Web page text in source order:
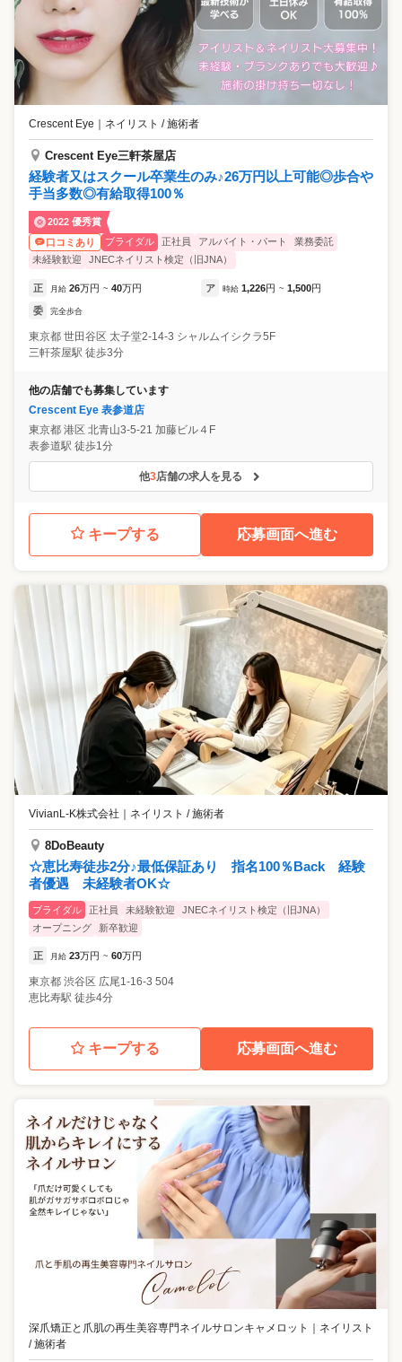
Crescent Eye ｜ ネイリスト / 施術者
Crescent Eye三軒茶屋店
経験者又はスクール卒業生のみ♪26万円以上可能◎歩合や
手当多数◎有給取得100％
2022 優秀賞
口コミあり
ブライダル 正社員 アルバイト・パート
業務委託
未経験歓迎
JNECネイリスト検定（旧JNA）
正 月給 26万円 ~ 40万円 ア 時給 1,226円 ~ 1,500円
委 完全歩合
東京都 世田谷区 太子堂2-14-3 シャルムイシクラ5F
三軒茶屋駅 徒歩3分
他の店舗でも募集しています
Crescent Eye 表参道店
東京都 港区 北青山3-5-21 加藤ビル４F
表参道駅 徒歩1分
他3店舗の求人を見る
キープする 応募画面へ進む
VivianL-K株式会社 ネイリスト / 施術者
8DoBeauty
☆恵比寿徒歩2分♪最低保証あり 指名100％Back 経験
者優遇 未経験者OK☆
ブライダル 正社員 未経験歓迎
JNECネイリスト検定（旧JNA）
オープニング
新卒歓迎
正 月給 23万円 ~ 60万円
東京都 渋谷区 広尾1-16-3 504
恵比寿駅 徒歩4分
キープする 応募画面へ進む
深爪矯正と爪肌の再生美容専門ネイルサロンキャメロット
ネイリスト
/ 施術者